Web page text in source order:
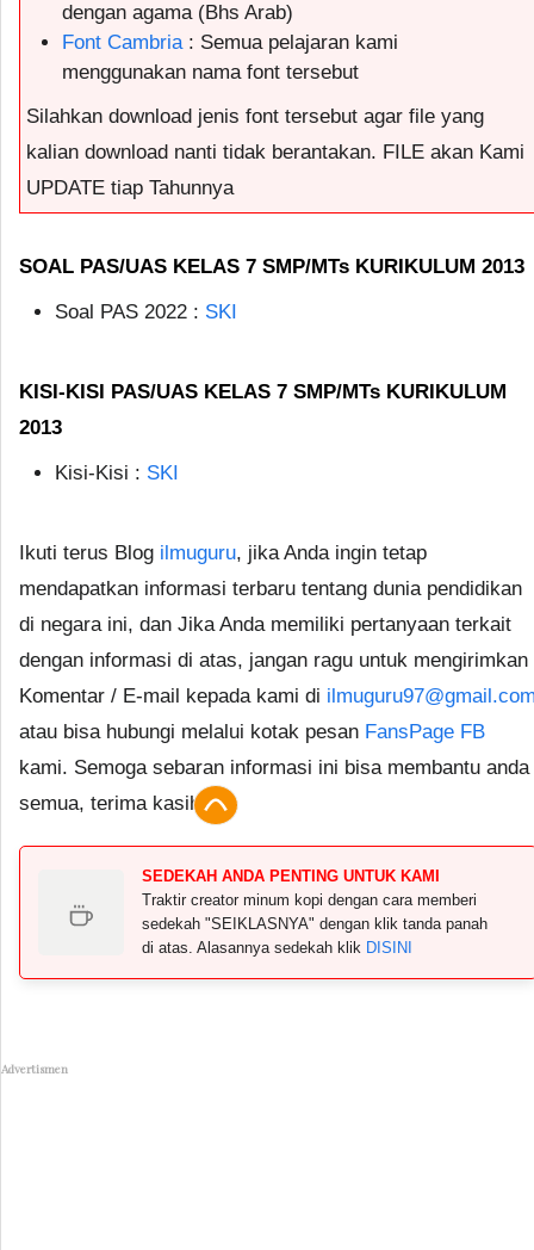
dengan agama (Bhs Arab)
Font Cambria: Semua pelajaran kami
menggunakan nama font tersebut
Silahkan download jenis font tersebut agar file yang
kalian download nanti tidak berantakan. FILE akan Kami
UPDATE tiap Tahunnya
SOAL PAS/UAS KELAS 7 SMP/MTs KURIKULUM 2013
Soal PAS 2022 : SKI
KISI-KISI PAS/UAS KELAS 7 SMP/MTs KURIKULUM
2013
Kisi-Kisi : SKI
Ikuti terus Blog ilmuguru, jika Anda ingin tetap
mendapatkan informasi terbaru tentang dunia pendidikan
di negara ini, dan Jika Anda memiliki pertanyaan terkait
dengan informasi di atas, jangan ragu untuk mengirimkan
Komentar / E-mail kepada kami di
atau bisa hubungi melalui kotak pesan FansPage FB
kami. Semoga sebaran informasi ini bisa membantu anda
semua, terima kasih.
SEDEKAH ANDA PENTING UNTUK KAMI
Traktir creator minum kopi dengan cara memberi
sedekah "SEIKLASNYA" dengan klik tanda panah
di atas. Alasannya sedekah klik DISINI
Advertismen